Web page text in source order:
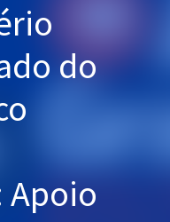
do
Apoio